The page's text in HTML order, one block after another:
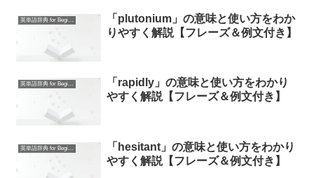
英単語辞典 for Beginners
「plutonium」の意味と使い方をわか
りやすく解説【フレーズ＆例文付き】
英単語辞典 for Beginners
「rapidly」の意味と使い方をわかり
やすく解説【フレーズ＆例文付き】
英単語辞典 for Beginners
「hesitant」の意味と使い方をわかり
やすく解説【フレーズ＆例文付き】